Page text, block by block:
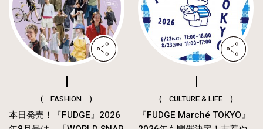
( FASHION )
本日発売！『FUDGE』2026
( CULTURE & LIFE )
『FUDGE Marché TOKYO』